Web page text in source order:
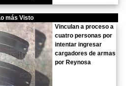
más Visto
Vinculan a proceso a
cuatro personas por
intentar ingresar
cargadores de armas
por Reynosa